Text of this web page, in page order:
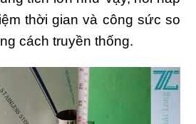
thời gian và công sức so
cách truyền thống.